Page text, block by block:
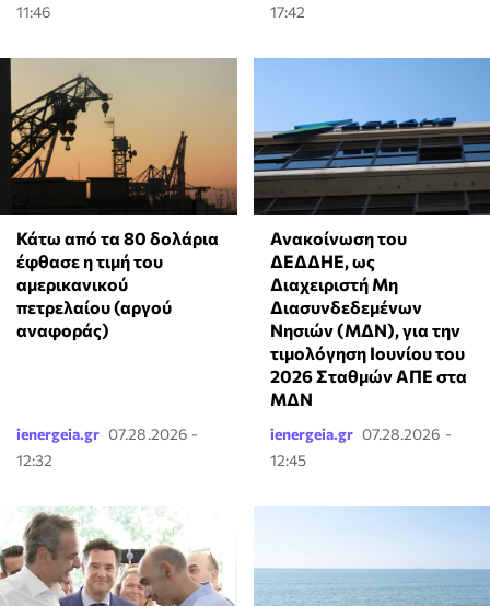
11:46
17:42
Κάτω από τα 80 δολάρια
έφθασε η τιμή του
αμερικανικού
πετρελαίου (αργού
αναφοράς)
ienergeia.gr 07.28.2026 -
12:32
Ανακοίνωση του
ΔΕΔΔΗΕ, ως
Διαχειριστή Μη
Διασυνδεδεμένων
Νησιών (ΜΔΝ), για την
τιμολόγηση Ιουνίου του
2026 Σταθμών ΑΠΕ στα
ΜΔΝ
ienergeia.gr 07.28.2026 -
12:45